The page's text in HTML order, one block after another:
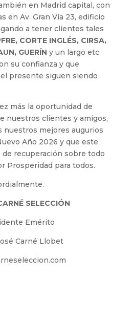
en Madrid capital, con
en Av. Gran Vía 23, edificio
a tener clientes tales
CORTE INGLÉS, CIRSA,
GUERÍN y un largo etc.
su confianza y que
presente siguen siendo
más la oportunidad de
nuestros clientes y amigos,
nuestros mejores augurios
Año 2026 y que este
recuperación sobre todo
Prosperidad para todos.
SELECCIÓN
Emérito
Carné Llobet